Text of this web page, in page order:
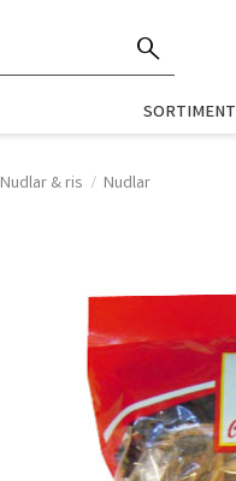
SORTIMENT
Nudlar & ris Nudlar